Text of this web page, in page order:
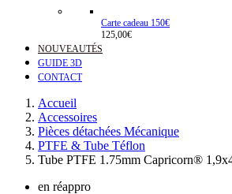
Carte cadeau 150€
125,00€
NOUVEAUTÉS
GUIDE 3D
CONTACT
Accueil
Accessoires
Pièces détachées Mécanique
PTFE & Tube Téflon
Tube PTFE 1.75mm Capricorn®
en réappro